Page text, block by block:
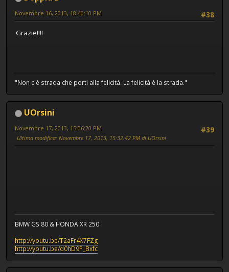
#38
Novembre 16, 2013, 18:40:10 PM
Grazie!!!!
"Non c'è strada che porti alla felicità. La felicità è la strada."
UOrsini
#39
Novembre 17, 2013, 15:06:20 PM
Ultima modifica: Novembre 17, 2013, 15:32:42 PM di UOrsini
BMW GS 80 & HONDA XR 250
http://youtu.be/T2aFr4X7FZg
http://youtu.be/d0hD9P_Bxfc